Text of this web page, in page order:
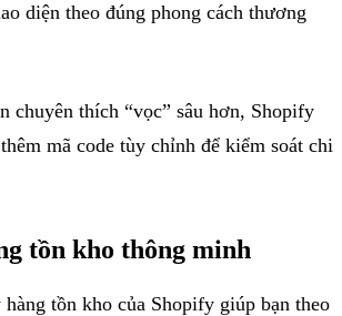
diện theo đúng phong cách thương
chuyên thích “vọc” sâu hơn, Shopify
mã code tùy chỉnh để kiểm soát chi
tồn kho thông minh
tồn kho của Shopify giúp bạn theo